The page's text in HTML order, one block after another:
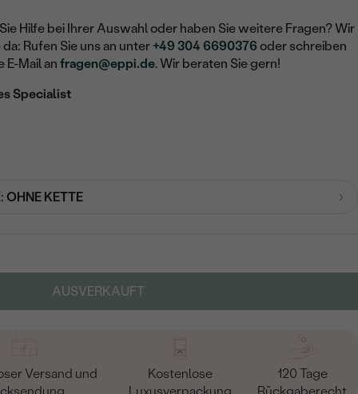
Hilfe bei Ihrer Auswahl oder haben Sie weitere Fragen? Wir
Rufen Sie uns an unter +49 304 6690376 oder schreiben
E-Mail anfragen@eppi.de. Wir beraten Sie gern!
Specialist
OHNE KETTE
AUSVERKAUFT
Versand und
Kostenlose
120 Tage